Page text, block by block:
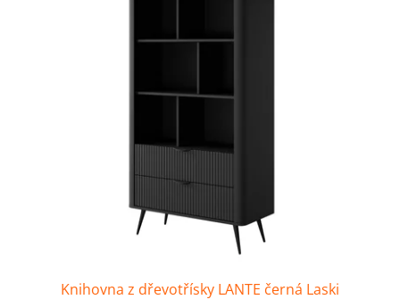
Knihovna z dřevotřísky LANTE černá Laski